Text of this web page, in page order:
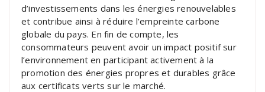
d’investissements dans les énergies renouvelables
et contribue ainsi à réduire l’empreinte carbone
globale du pays. En fin de compte, les
consommateurs peuvent avoir un impact positif sur
l’environnement en participant activement à la
promotion des énergies propres et durables grâce
aux certificats verts sur le marché.